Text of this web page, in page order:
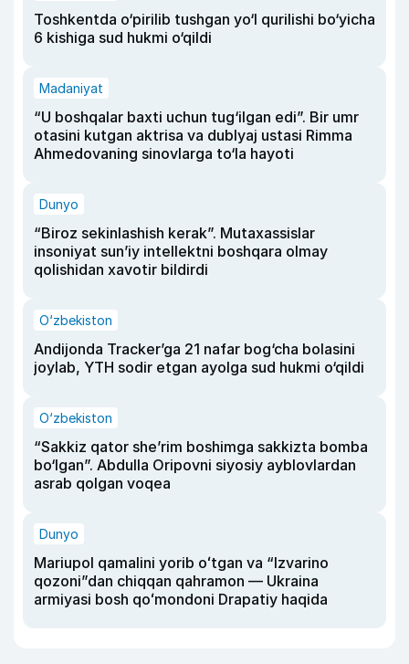
Toshkentda o‘pirilib tushgan yo‘l qurilishi bo‘yicha
6 kishiga sud hukmi o‘qildi
Madaniyat
“U boshqalar baxti uchun tug‘ilgan edi”. Bir umr
otasini kutgan aktrisa va dublyaj ustasi Rimma
Ahmedovaning sinovlarga to‘la hayoti
Dunyo
“Biroz sekinlashish kerak”. Mutaxassislar
insoniyat sun’iy intellektni boshqara olmay
qolishidan xavotir bildirdi
O‘zbekiston
Andijonda Tracker’ga 21 nafar bog‘cha bolasini
joylab, YTH sodir etgan ayolga sud hukmi o‘qildi
O‘zbekiston
“Sakkiz qator she’rim boshimga sakkizta bomba
bo‘lgan”. Abdulla Oripovni siyosiy ayblovlardan
asrab qolgan voqea
Dunyo
Mariupol qamalini yorib oʻtgan va “Izvarino
qozoni”dan chiqqan qahramon — Ukraina
armiyasi bosh qoʻmondoni Drapatiy haqida